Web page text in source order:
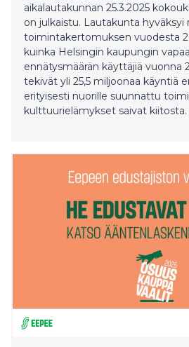
aikalautakunnan 25.3.2025
on julkaistu. Lautakunta hyväksyi
toimintakertomuksen vuodesta
kuinka Helsingin kaupungin
ennätysmäärän käyttäjiä vuonna
tekivät yli 25,5 miljoonaa käyntiä
erityisesti nuorille suunnattu
kulttuurielämykset saivat kiitosta.